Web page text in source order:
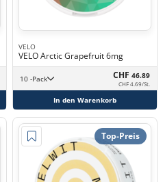
VELO
VELO Arctic Grapefruit 6mg
10 -Pack CHF 46.89
CHF 4.69/St.
In den Warenkorb
Top-Preis